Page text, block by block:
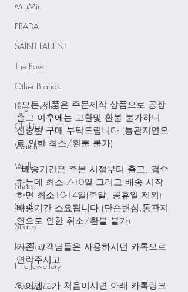
MiuMiu
PRADA
SAINT LAUENT
The Row
Other Brands
Bag Charms
Clothing
Watch
Wallet
Shoes
Scarfs
Straps
Jewellery
Fine Jewellery
Accessories
*모든 제품은 주문제작 상품으로 공장
출고 이후에는 교환및 환불 불가하니
신중한 구매 부탁드립니다 (통관지연으
로 인한 최소/환불 불가)
*배송기간은 주문 시점부터 출고, 검수
하는데 최소 7-10일 그리고 배송 시작
하면 최소10-14일(주말, 공휴일 제외)
배송기간 소요됩니다.(단순변심,통관지
연으로 인한 취소/환불 불가)
기존 고객님들은 사용하시던 카톡으로
연락주시고
하이엔드가 처음이시면 아래 카톡링크